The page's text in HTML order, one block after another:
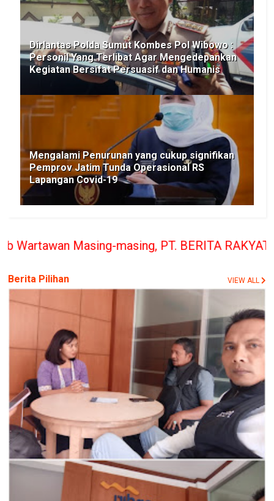
Dirlantas Polda Sumut Kombes Pol Wibowo :
Personil Yang Terlibat Agar Mengedepankan
Kegiatan Bersifat Persuasif dan Humanis
Mengalami Penurunan yang cukup signifikan
Pemprov Jatim Tunda Operasional RS
Lapangan Covid-19
masing, PT. BERITA RAKYAT INDONESIA
Berita Pilihan VIEW ALL